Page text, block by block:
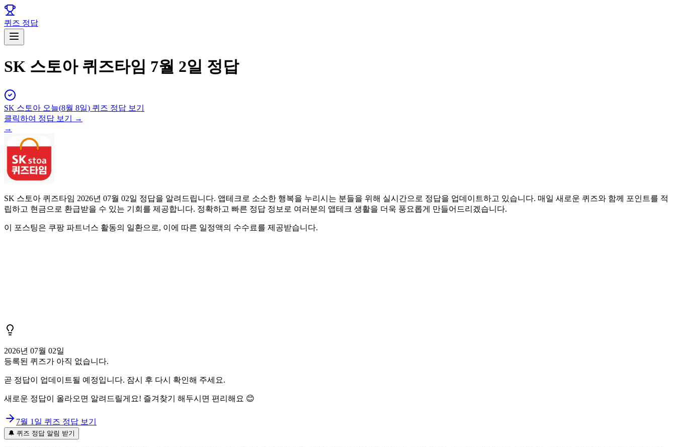
퀴즈 정답
SK 스토아 퀴즈타임 7월 2일 정답
SK 스토아 오늘(8월 8일) 퀴즈 정답 보기
클릭하여 정답 보기 →
→
SK 스토아 퀴즈타임 2026년 07월 02일 정답을 알려드립니다. 앱테크로 소소한 행복을 누리시는 분들을 위해 실시간으로 정답을 업데이트하고 있습니다. 매일 새로운 퀴즈와 함께 포인트를 적
립하고 현금으로 환급받을 수 있는 기회를 제공합니다. 정확하고 빠른 정답 정보로 여러분의 앱테크 생활을 더욱 풍요롭게 만들어드리겠습니다.
이 포스팅은 쿠팡 파트너스 활동의 일환으로, 이에 따른 일정액의 수수료를 제공받습니다.
2026년 07월 02일
등록된 퀴즈가 아직 없습니다.
곧 정답이 업데이트될 예정입니다. 잠시 후 다시 확인해 주세요.
새로운 정답이 올라오면 알려드릴게요! 즐겨찾기 해두시면 편리해요 😊
7월 1일 퀴즈 정답 보기
🔔 퀴즈 정답 알림 받기